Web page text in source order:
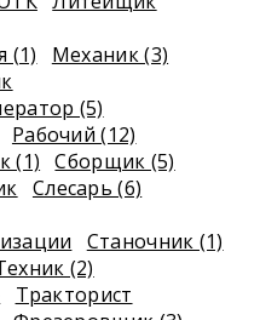
(1)
Механик (3)
(5)
Рабочий (12)
(1)
Сборщик (5)
Слесарь (6)
Станочник (1)
(2)
Тракторист